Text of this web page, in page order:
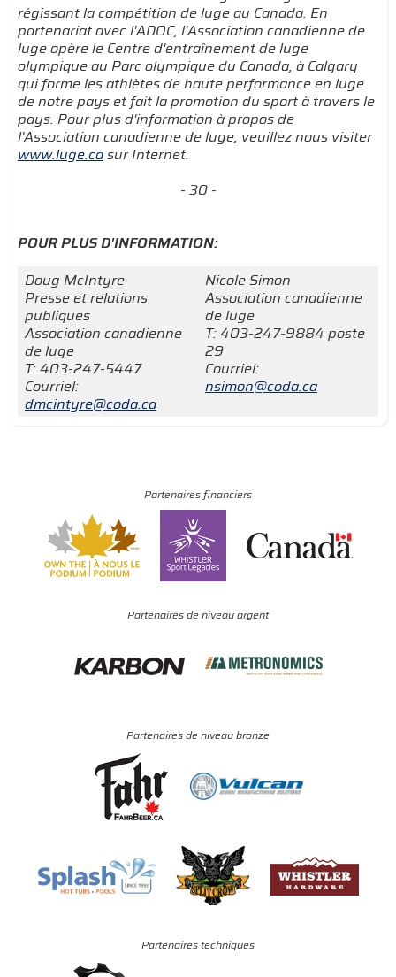
régissant la compétition de luge au Canada. En
partenariat avec l'ADOC, l'Association canadienne de
luge opère le Centre d'entraînement de luge
olympique au Parc olympique du Canada, à Calgary
qui forme les athlètes de haute performance en luge
de notre pays et fait la promotion du sport à travers le
pays. Pour plus d'information à propos de
l'Association canadienne de luge, veuillez nous visiter
www.luge.casur Internet.
- 30 -
POUR PLUS D'INFORMATION:
Doug McIntyre
Presse et relations
publiques
Association canadienne
de luge
T: 403-247-5447
Courriel:
dmcintyre@coda.ca
Nicole Simon
Association canadienne
de luge
T: 403-247-9884 poste
29
Courriel:
nsimon@coda.ca
Partenaires financiers
Partenaires de niveau argent
Partenaires de niveau bronze
Partenaires techniques